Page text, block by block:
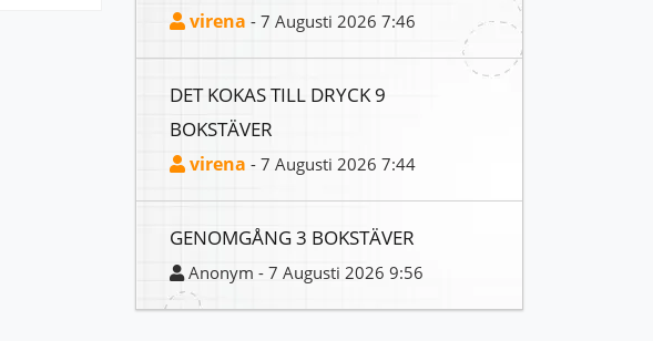
virena - 7 Augusti 2026 7:46
DET KOKAS TILL DRYCK 9
BOKSTÄVER
virena - 7 Augusti 2026 7:44
GENOMGÅNG 3 BOKSTÄVER
Anonym - 7 Augusti 2026 9:56